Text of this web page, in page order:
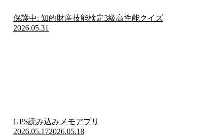
保護中: 知的財産技能検定3級高性能クイズ
2026.05.31
GPS読み込みメモアプリ
2026.05.172026.05.18